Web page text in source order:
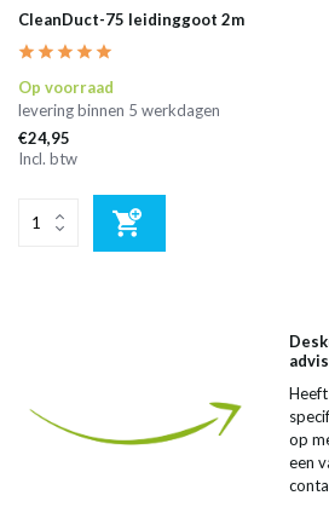
CleanDuct-75 leidinggoot 2m
Op voorraad
levering binnen 5 werkdagen
€24,95
Incl. btw
op
een